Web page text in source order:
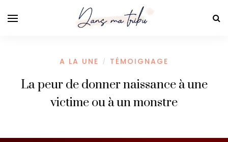
A LA UNE / TÉMOIGNAGE
La peur de donner naissance à une
victime ou à un monstre